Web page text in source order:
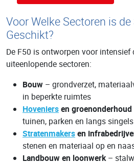
Voor Welke Sectoren is
Geschikt?
De F50 is ontworpen voor
uiteenlopende sectoren:
Bouw – grondverzet,
in beperkte ruimtes
Hoveniersen groenonderhoud
tuinen, parken en langs singels
Stratenmakersen
stenen en materiaal op en
Landbouw en loonwerk –